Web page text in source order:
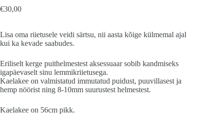
€30,00
Lisa oma riietusele veidi särtsu, nii aasta kõige külmemal ajal
kui ka kevade saabudes.
Eriliselt kerge puithelmestest aksessuaar sobib kandmiseks
igapäevaselt sinu lemmikriietusega.
Kaelakee on valmistatud immutatud puidust, puuvillasest ja
hemp nöörist ning 8-10mm suurustest helmestest.
Kaelakee on 56cm pikk.